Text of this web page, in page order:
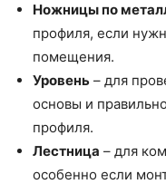
Ножницы по
профиля, если
помещения.
Уровень – для
основы и
профиля.
Лестница – для
особенно если